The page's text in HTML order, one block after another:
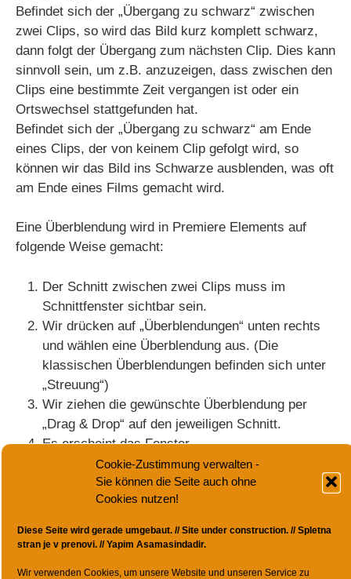
Cookie-Zustimmung verwalten -
Sie können die Seite auch ohne
Cookies nutzen!
Diese Seite wird gerade umgebaut. //Site under construction. //Spletna
stran je v prenovi. //Yapim Asamasindadir.
Wir verwenden Cookies, um unsere Website und unseren Service zu
Befindet sich der „Übergang zu schwarz“ zwischen
zwei Clips, so wird das Bild kurz komplett schwarz,
dann folgt der Übergang zum nächsten Clip. Dies kann
sinnvoll sein, um z.B. anzuzeigen, dass zwischen den
Clips eine bestimmte Zeit vergangen ist oder ein
Ortswechsel stattgefunden hat.
Befindet sich der „Übergang zu schwarz“ am Ende
eines Clips, der von keinem Clip gefolgt wird, so
können wir das Bild ins Schwarze ausblenden, was oft
am Ende eines Films gemacht wird.
Eine Überblendung wird in Premiere Elements auf
folgende Weise gemacht:
Der Schnitt zwischen zwei Clips muss im
Schnittfenster sichtbar sein.
Wir drücken auf „Überblendungen“ unten rechts
und wählen eine Überblendung aus. (Die
klassischen Überblendungen befinden sich unter
„Streuung“)
Wir ziehen die gewünschte Überblendung per
„Drag & Drop“ auf den jeweiligen Schnitt.
Es erscheint das Fenster
„Überblendungsanpassungen“. Dort haben wir die
Wahl, ob die Überblendung nur auf den vorderen
oder hinteren Clip oder auf beide angewendet
zwischen zwei Clips handelt, wählen wir meist